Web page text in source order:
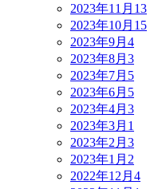
2023年11月 13
2023年10月 15
2023年9月 4
2023年8月 3
2023年7月 5
2023年6月 5
2023年4月 3
2023年3月 1
2023年2月 3
2023年1月 2
2022年12月 4